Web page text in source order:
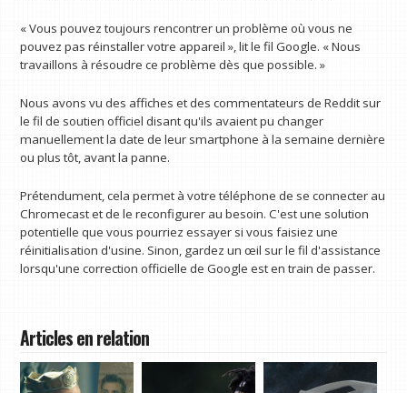
« Vous pouvez toujours rencontrer un problème où vous ne
pouvez pas réinstaller votre appareil », lit le fil Google. « Nous
travaillons à résoudre ce problème dès que possible. »
Nous avons vu des affiches et des commentateurs de Reddit sur
le fil de soutien officiel disant qu'ils avaient pu changer
manuellement la date de leur smartphone à la semaine dernière
ou plus tôt, avant la panne.
Prétendument, cela permet à votre téléphone de se connecter au
Chromecast et de le reconfigurer au besoin. C'est une solution
potentielle que vous pourriez essayer si vous faisiez une
réinitialisation d'usine. Sinon, gardez un œil sur le fil d'assistance
lorsqu'une correction officielle de Google est en train de passer.
Articles en relation